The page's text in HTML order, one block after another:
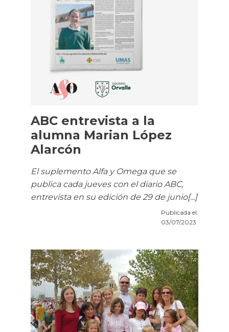
ABC entrevista a la
alumna Marian López
Alarcón
El suplemento Alfa y Omega que se
publica cada jueves con el diario ABC,
entrevista en su edición de 29 de junio[...]
Publicada el:
03/07/2023